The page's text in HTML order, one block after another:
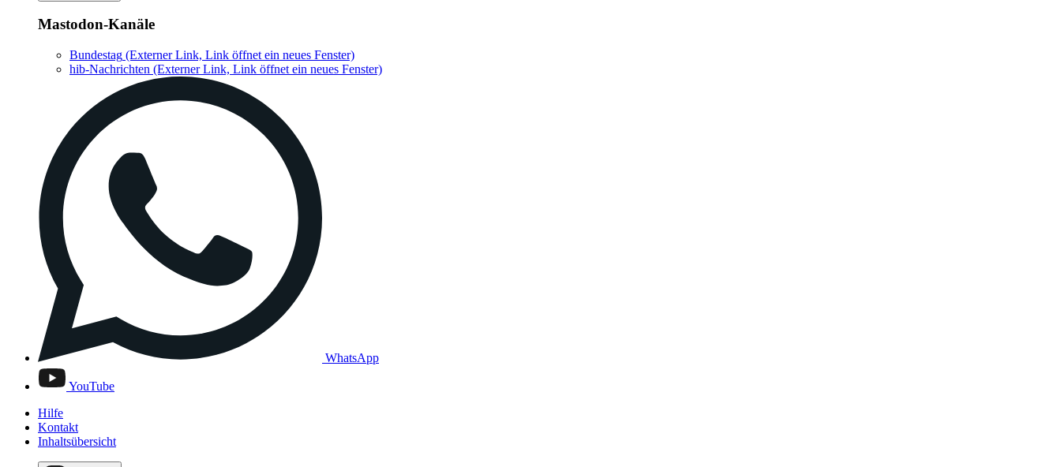
Mastodon-Kanäle
Bundestag (Externer Link, Link öffnet ein neues Fenster)
hib-Nachrichten (Externer Link, Link öffnet ein neues Fenster)
WhatsApp
YouTube
Hilfe
Kontakt
Inhaltsübersicht